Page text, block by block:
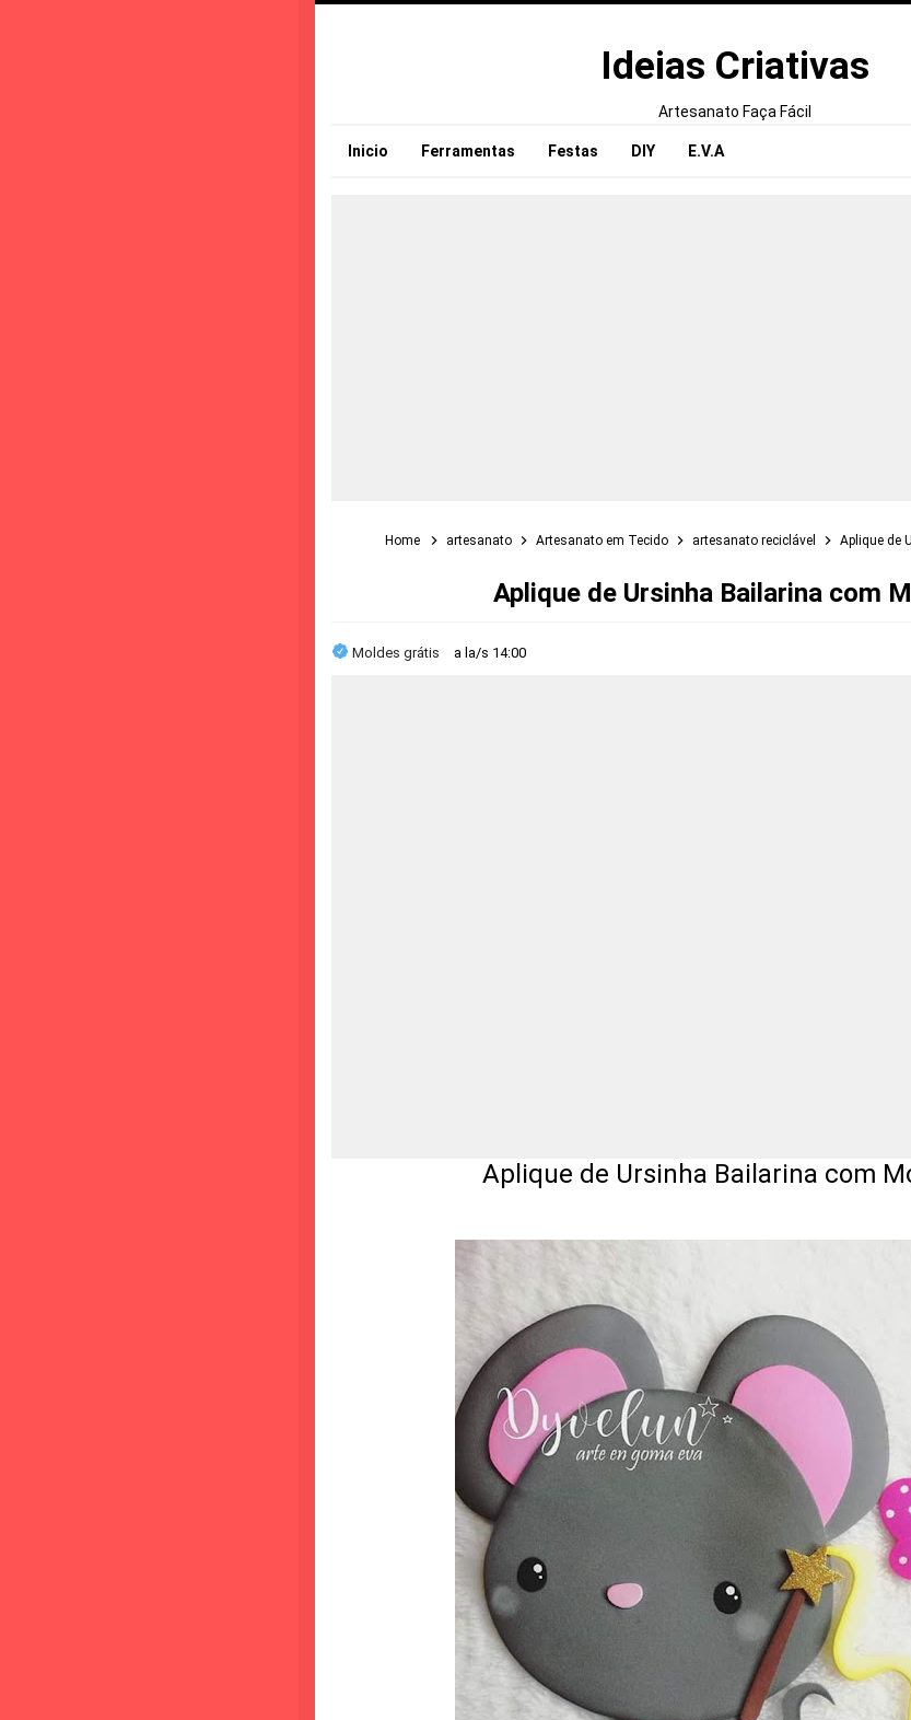
Ideias Criativas
Artesanato Faça Fácil
Inicio Ferramentas Festas DIY E.V.A
Home artesanato Artesanato em Tecido artesanato reciclável Aplique de
Aplique de Ursinha Bailarina com
Moldes grátis a la/s 14:00
Aplique de Ursinha Bailarina com